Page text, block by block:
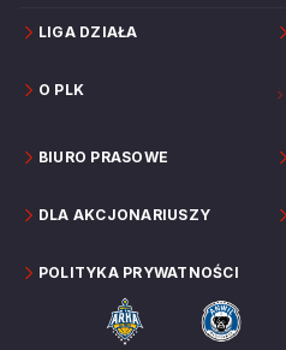
LIGA DZIAŁA
O PLK
BIURO PRASOWE
DLA AKCJONARIUSZY
POLITYKA PRYWATNOŚCI